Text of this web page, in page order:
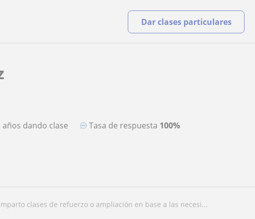
Dar clases particulares
3 años dando clase Tasa de respuesta 100%
imparto clases de refuerzo o ampliación en base a las necesi...